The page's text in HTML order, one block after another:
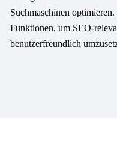
Suchmaschinen
Funktionen, um SEO-
benutzerfreundlich